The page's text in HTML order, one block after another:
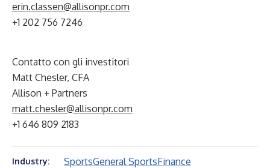
erin.classen@allisonpr.com
+1 202 756 7246
Contatto con gli investitori
Matt Chesler, CFA
Allison + Partners
matt.chesler@allisonpr.com
+1 646 809 2183
Industry: SportsGeneral SportsFinance